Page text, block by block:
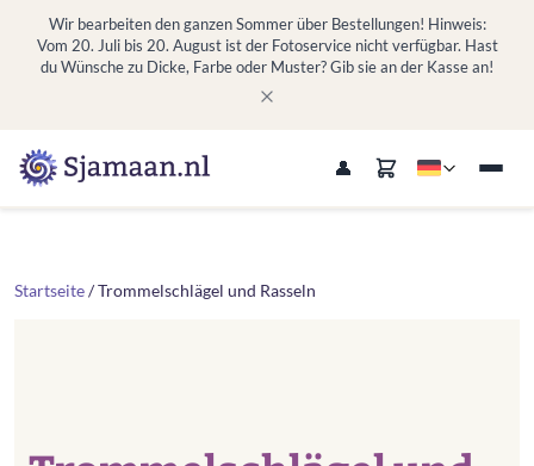
Wir bearbeiten den ganzen Sommer über Bestellungen! Hinweis:
Vom 20. Juli bis 20. August ist der Fotoservice nicht verfügbar. Hast
du Wünsche zu Dicke, Farbe oder Muster? Gib sie an der Kasse an!
Startseite/ Trommelschlägel und Rasseln